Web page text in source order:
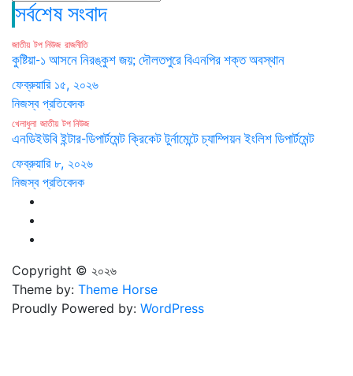
সর্বশেষ সংবাদ
জাতীয় টপ নিউজ রাজনীতি
কুষ্টিয়া-১ আসনে নিরঙ্কুশ জয়; দৌলতপুরে বিএনপির শক্ত অবস্থান
ফেব্রুয়ারি ১৫, ২০২৬
নিজস্ব প্রতিবেদক
খেলাধুলা জাতীয় টপ নিউজ
এনডিইউবি ইন্টার-ডিপার্টমেন্ট ক্রিকেট টুর্নামেন্টে চ্যাম্পিয়ন ইংলিশ ডিপার্টমেন্ট
ফেব্রুয়ারি ৮, ২০২৬
নিজস্ব প্রতিবেদক
Copyright © ২০২৬
Theme by: Theme Horse
Proudly Powered by: WordPress